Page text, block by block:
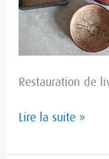
Restauration de
Lire la suite »